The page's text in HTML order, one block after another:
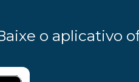
o aplicativo